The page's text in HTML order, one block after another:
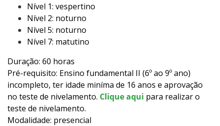
Nível 1: vespertino
Nível 2: noturno
Nível 5: noturno
Nível 7: matutino
Duração: 60 horas
Pré-requisito: Ensino fundamental II (6º ao 9º ano)
incompleto, ter idade miníma de 16 anos e aprovação
no teste de nivelamento. Clique aqui para realizar o
teste de nivelamento.
Modalidade: presencial